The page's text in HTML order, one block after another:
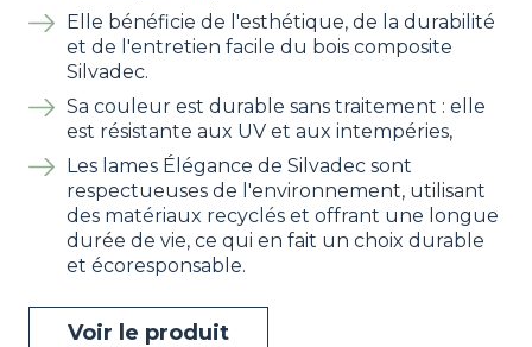
Elle bénéficie de l'esthétique, de la durabilité
et de l'entretien facile du bois composite
Silvadec.
Sa couleur est durable sans traitement : elle
est résistante aux UV et aux intempéries,
Les lames Élégance de Silvadec sont
respectueuses de l'environnement, utilisant
des matériaux recyclés et offrant une longue
durée de vie, ce qui en fait un choix durable
et écoresponsable.
Voir le produit